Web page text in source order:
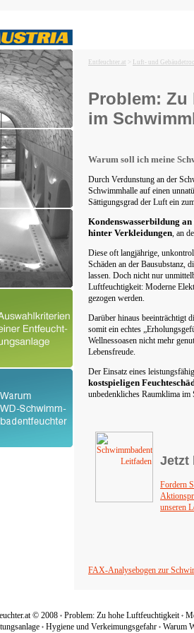
Entfeuchter.at Luft- und
Problem:
im
Warum soll ich meine
Durch Verdunstung an der
Schwimmhalle auf einen
Sättigungsgrad der Luft ein
Kondenswasserbildung
hinter Verkleidungen, an
Diese oft langjährige,
Schäden an der Bausubstanz,
lassen. Doch nicht nur
Luftfeuchtigkeit: Moderne
gezogen werden.
Darüber hinaus beeinträchtigt
somit ein echtes
Wellnessoasen nicht mehr
Lebensfreude.
Der Einsatz eines
kostspieligen
unbedenkliches Raumklima
Jetzt
Fordern
unseren
FAX-Analysebogen zur
© 2008 Problem: Zu hohe Luftfeuchtigkeit
Hygiene und Verkeimungsgefahr Warum